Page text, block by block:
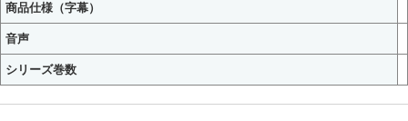
商品仕様（字幕）
音声
シリーズ巻数